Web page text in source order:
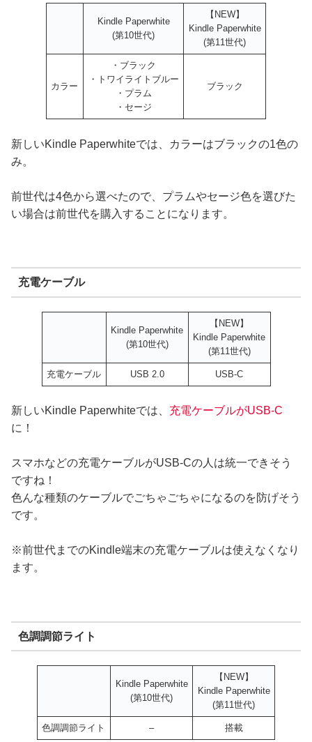
Kindle Paperwhite
(第10世代)
【NEW】
Kindle Paperwhite
(第11世代)
カラー
・ブラック
・トワイライトブルー
・プラム
・セージ
ブラック
新しいKindle Paperwhiteでは、カラーはブラックの1色の
み。
前世代は4色から選べたので、プラムやセージ色を選びた
い場合は前世代を購入することになります。
充電ケーブル
Kindle Paperwhite
(第10世代)
【NEW】
Kindle Paperwhite
(第11世代)
充電ケーブル USB 2.0 USB-C
新しいKindle Paperwhiteでは、 充電ケーブルがUSB-C
に！
スマホなどの充電ケーブルがUSB-Cの人は統一できそう
ですね！
色んな種類のケーブルでごちゃごちゃになるのを防げそう
です。
※前世代までのKindle端末の充電ケーブルは使えなくなり
ます。
色調調節ライト
Kindle Paperwhite
(第10世代)
【NEW】
Kindle Paperwhite
(第11世代)
色調調節ライト – 搭載